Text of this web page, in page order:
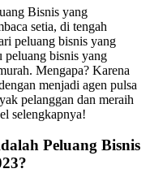
Bisnis yang
setia, di tengah
peluang bisnis yang
peluang bisnis yang
Mengapa? Karena
menjadi agen pulsa
pelanggan dan meraih
selengkapnya!
Peluang Bisnis